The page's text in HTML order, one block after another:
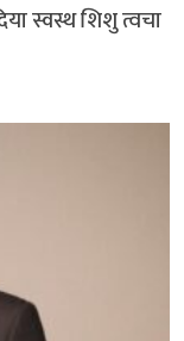
स्वस्थ शिशु त्वचा